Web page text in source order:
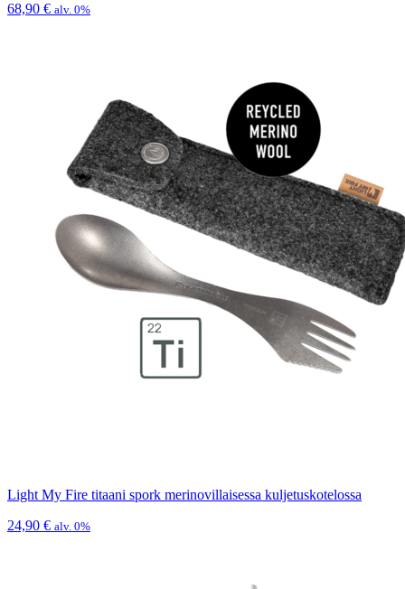
68,90 € alv. 0%
Light My Fire titaani spork merinovillaisessa kuljetuskotelossa
24,90 € alv. 0%